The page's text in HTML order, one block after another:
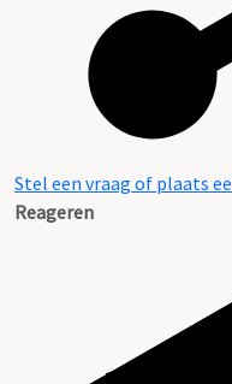
Stel een vraag of plaats
Reageren